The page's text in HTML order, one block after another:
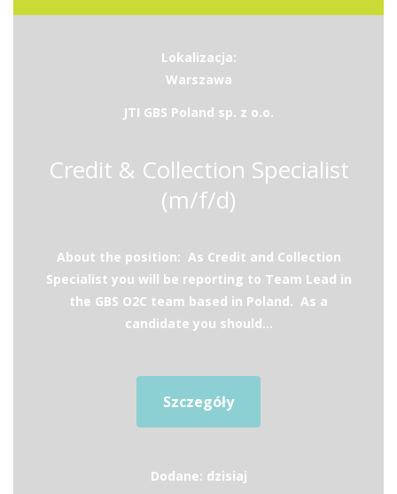
Lokalizacja:
Warszawa
JTI GBS Poland sp. z o.o.
Credit & Collection Specialist
(m/f/d)
About the position: As Credit and Collection
Specialist you will be reporting to Team Lead in
the GBS O2C team based in Poland. As a
candidate you should...
Szczegóły
Dodane: dzisiaj